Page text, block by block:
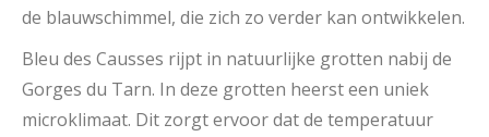
de blauwschimmel, die zich zo verder kan ontwikkelen.
Bleu des Causses rijpt in natuurlijke grotten nabij de
Gorges du Tarn. In deze grotten heerst een uniek
microklimaat. Dit zorgt ervoor dat de temperatuur